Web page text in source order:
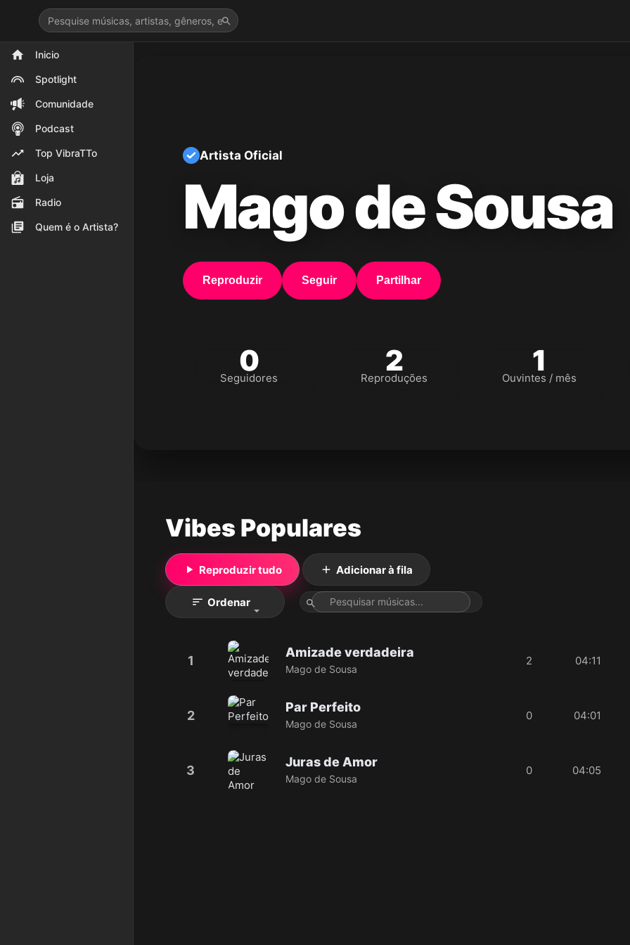
Inicio
Spotlight
Comunidade
Podcast
Top VibraTTo
Loja
Radio
Quem é o Artista?
Artista Oficial
Mago de Sousa
Reproduzir Seguir Partilhar
0
Seguidores
2
Reproduções
1
Ouvintes / mês
Vibes Populares
Reproduzir tudo Adicionar à fila
Ordenar
1
Amizade verdadeira
Mago de Sousa
2 04:11
2
Par Perfeito
Mago de Sousa
0 04:01
3
Juras de Amor
Mago de Sousa
0 04:05